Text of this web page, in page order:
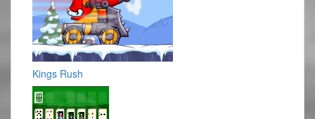
Kings Rush